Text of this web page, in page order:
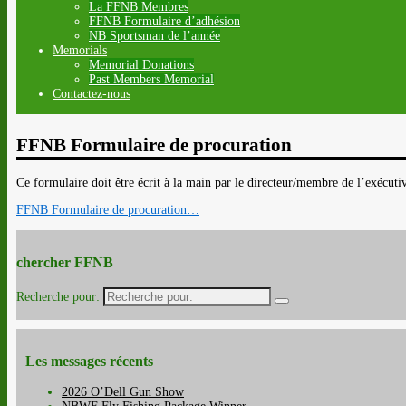
La FFNB Membres
FFNB Formulaire d’adhésion
NB Sportsman de l’année
Memorials
Memorial Donations
Past Members Memorial
Contactez-nous
FFNB Formulaire de procuration
Ce formulaire doit être écrit à la main par le directeur/membre de
FFNB Formulaire de procuration…
chercher FFNB
Recherche pour:
Les messages récents
2026 O’Dell Gun Show